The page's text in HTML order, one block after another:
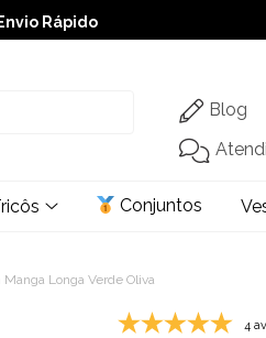
Envio Rápido
– Até 60% OFF
Blog
Conjuntos
Longa Verde Oliva
4